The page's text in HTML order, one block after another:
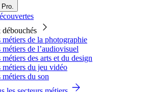
Pro.
métiers de la photographie
métiers de l’audiovisuel
métiers des arts et du design
métiers du jeu vidéo
métiers du son